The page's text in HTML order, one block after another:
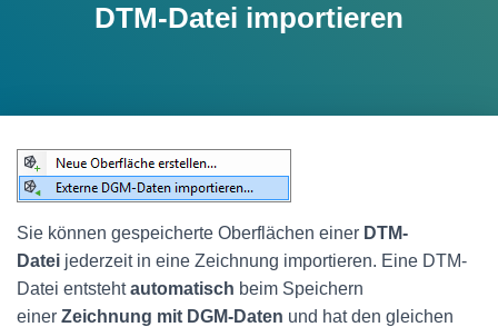
H
DTM-Datei importieren
Sie können gespeicherte Oberflächen einer DTM-
Datei jederzeit in eine Zeichnung importieren. Eine DTM-
Datei entsteht automatisch beim Speichern
einer Zeichnung mit DGM-Daten und hat den gleichen